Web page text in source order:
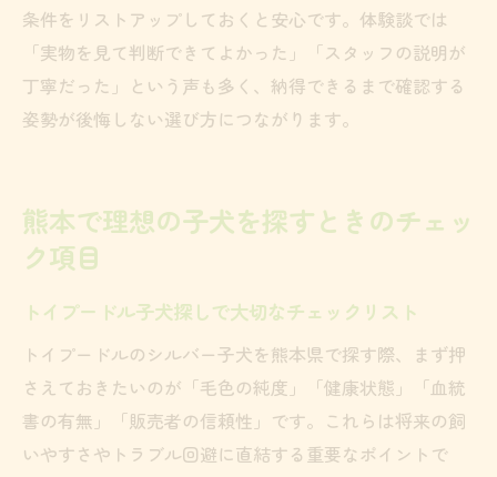
条件をリストアップしておくと安心です。体験談では
「実物を見て判断できてよかった」「スタッフの説明が
丁寧だった」という声も多く、納得できるまで確認する
姿勢が後悔しない選び方につながります。
熊本で理想の子犬を探すときのチェッ
ク項目
トイプードル子犬探しで大切なチェックリスト
トイプードルのシルバー子犬を熊本県で探す際、まず押
さえておきたいのが「毛色の純度」「健康状態」「血統
書の有無」「販売者の信頼性」です。これらは将来の飼
いやすさやトラブル回避に直結する重要なポイントで